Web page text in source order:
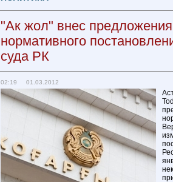
"Ак жол" внес предложения
нормативного
суда РК
02:19 01.03.2012